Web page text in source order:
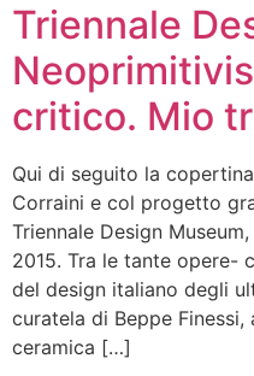
Triennale
critico. Mio
Qui di seguito la
Corraini e col progetto
Triennale Design
2015. Tra le tante opere-
del design italiano degli
curatela di Beppe
ceramica […]